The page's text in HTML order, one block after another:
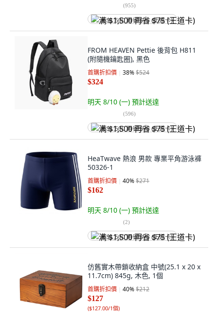
(955)
满 $1,500 再省 $75 (王道卡)
FROM HEAVEN Pettie 後背包 H811
(附隨機鑰匙圈), 黑色
首購折扣價 38%$524
$324
明天 8/10 (一) 預計送達
(596)
满 $1,500 再省 $75 (王道卡)
HeaTwave 熱浪 男款 專業平角游泳褲
50326-1
首購折扣價 40%$271
$162
明天 8/10 (一) 預計送達
(2)
满 $1,500 再省 $75 (王道卡)
仿舊實木帶鎖收納盒 中號(25.1 x 20 x
11.7cm) 845g, 木色, 1個
首購折扣價 40%$212
$127
($127.00/1個)